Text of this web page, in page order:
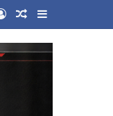
Log InRandom Article
Sidebar